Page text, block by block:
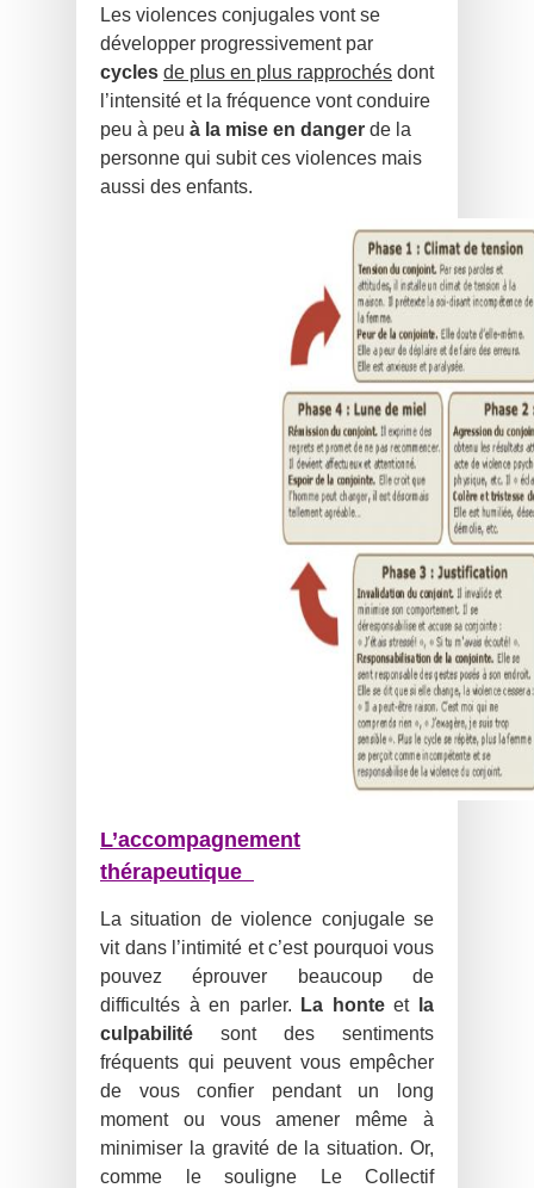
Les violences conjugales vont se
développer progressivement par
cycles de plus en plus rapprochés dont
l’intensité et la fréquence vont conduire
peu à peu à la mise en danger de la
personne qui subit ces violences mais
aussi des enfants.
L’accompagnement
thérapeutique
La situation de violence conjugale se
vit dans l’intimité et c’est pourquoi vous
pouvez éprouver beaucoup de
difficultés à en parler.
La honteet
la
culpabilité sont des sentiments
fréquents qui peuvent vous empêcher
de vous confier pendant un long
moment ou vous amener même à
minimiser la gravité de la situation. Or,
comme le souligne Le Collectif